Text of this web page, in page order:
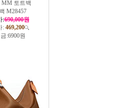
MM 토트백
M28457
:690,000원
: 469,200
:6900원